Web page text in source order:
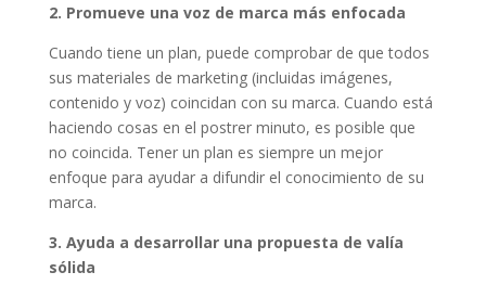
2. Promueve una voz de marca más enfocada
Cuando tiene un plan, puede comprobar de que todos
sus materiales de marketing (incluidas imágenes,
contenido y voz) coincidan con su marca. Cuando está
haciendo cosas en el postrer minuto, es posible que
no coincida. Tener un plan es siempre un mejor
enfoque para ayudar a difundir el conocimiento de su
marca.
3. Ayuda a desarrollar una propuesta de valía
sólida